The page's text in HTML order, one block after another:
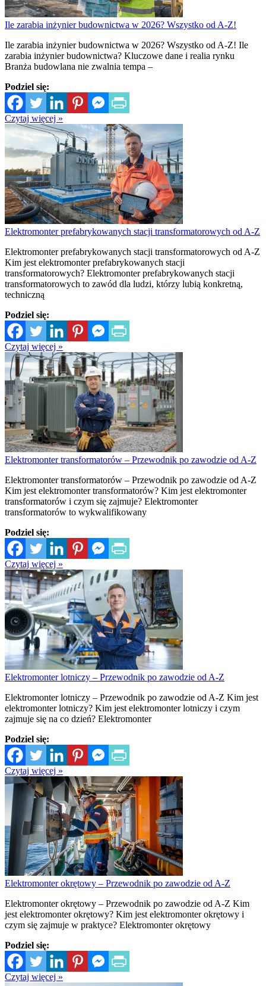
Ile zarabia inżynier budownictwa w 2026? Wszystko od A-Z!
Ile zarabia inżynier budownictwa w 2026? Wszystko od A-Z! Ile
zarabia inżynier budownictwa? Kluczowe dane i realia rynku
Branża budowlana nie zwalnia tempa –
Podziel się:
Czytaj więcej »
Elektromonter prefabrykowanych stacji transformatorowych od A-Z
Elektromonter prefabrykowanych stacji transformatorowych od A-Z
Kim jest elektromonter prefabrykowanych stacji
transformatorowych? Elektromonter prefabrykowanych stacji
transformatorowych to zawód dla ludzi, którzy lubią konkretną,
techniczną
Podziel się:
Czytaj więcej »
Elektromonter transformatorów – Przewodnik po zawodzie od A-Z
Elektromonter transformatorów – Przewodnik po zawodzie od A-Z
Kim jest elektromonter transformatorów? Kim jest elektromonter
transformatorów i czym się zajmuje? Elektromonter
transformatorów to wykwalifikowany
Podziel się:
Czytaj więcej »
Elektromonter lotniczy – Przewodnik po zawodzie od A-Z
Elektromonter lotniczy – Przewodnik po zawodzie od A-Z Kim jest
elektromonter lotniczy? Kim jest elektromonter lotniczy i czym
zajmuje się na co dzień? Elektromonter
Podziel się:
Czytaj więcej »
Elektromonter okrętowy – Przewodnik po zawodzie od A-Z
Elektromonter okrętowy – Przewodnik po zawodzie od A-Z Kim
jest elektromonter okrętowy? Kim jest elektromonter okrętowy i
czym się zajmuje w praktyce? Elektromonter okrętowy
Podziel się:
Czytaj więcej »